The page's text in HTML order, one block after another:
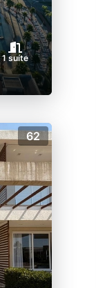
1 suíte
62